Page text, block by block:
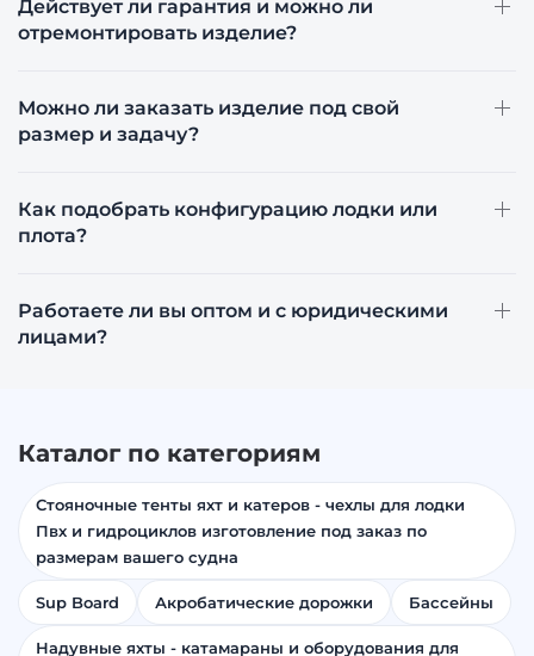
Действует ли гарантия и можно ли
отремонтировать изделие?
Можно ли заказать изделие под свой
размер и задачу?
Как подобрать конфигурацию лодки или
плота?
Работаете ли вы оптом и с юридическими
лицами?
Каталог по категориям
Стояночные тенты яхт и катеров - чехлы для лодки
Пвх и гидроциклов изготовление под заказ по
размерам вашего судна
Sup Board Акробатические дорожки Бассейны
Надувные яхты - катамараны и оборудования для